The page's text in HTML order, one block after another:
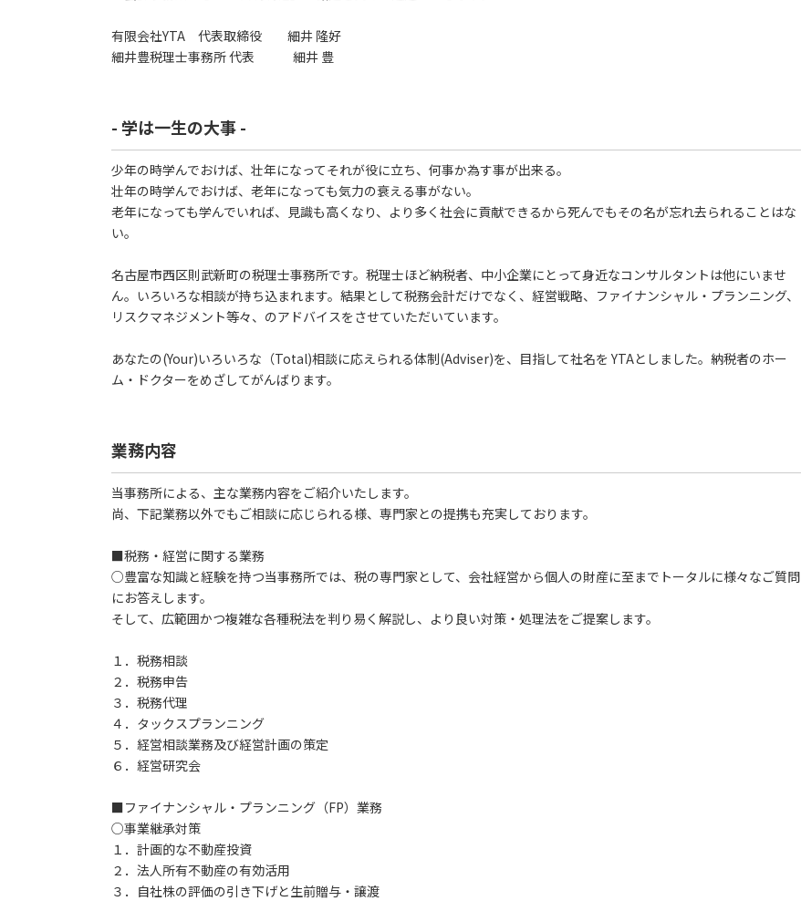
有限会社YTA 代表取締役 細井 隆好
細井豊税理士事務所 代表 細井 豊
- 学は一生の大事 -
少年の時学んでおけば、壮年になってそれが役に立ち、何事か為す事が出来る。
壮年の時学んでおけば、老年になっても気力の衰える事がない。
老年になっても学んでいれば、見識も高くなり、より多く社会に貢献できるから死んでもその名が忘れ去られることはな
い。
名古屋市西区則武新町の税理士事務所です。税理士ほど納税者、中小企業にとって身近なコンサルタントは他にいませ
ん。いろいろな相談が持ち込まれます。結果として税務会計だけでなく、経営戦略、ファイナンシャル・プランニング、
リスクマネジメント等々、のアドバイスをさせていただいています。
あなたの(Your)いろいろな（Total)相談に応えられる体制(Adviser)を、目指して社名を YTAとしました。納税者のホー
ム・ドクターをめざしてがんばります。
業務内容
当事務所による、主な業務内容をご紹介いたします。
尚、下記業務以外でもご相談に応じられる様、専門家との提携も充実しております。
■税務・経営に関する業務
○豊富な知識と経験を持つ当事務所では、税の専門家として、会社経営から個人の財産に至までトータルに様々なご質問
にお答えします。
そして、広範囲かつ複雑な各種税法を判り易く解説し、より良い対策・処理法をご提案します。
１．税務相談
２．税務申告
３．税務代理
４．タックスプランニング
５．経営相談業務及び経営計画の策定
６．経営研究会
■ファイナンシャル・プランニング（FP）業務
○事業継承対策
１．計画的な不動産投資
２．法人所有不動産の有効活用
３．自社株の評価の引き下げと生前贈与・譲渡